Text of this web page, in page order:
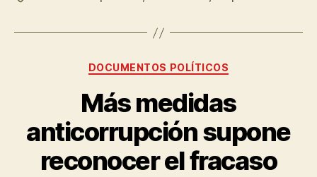
DOCUMENTOS POLÍTICOS
Más medidas
anticorrupción supone
reconocer el fracaso